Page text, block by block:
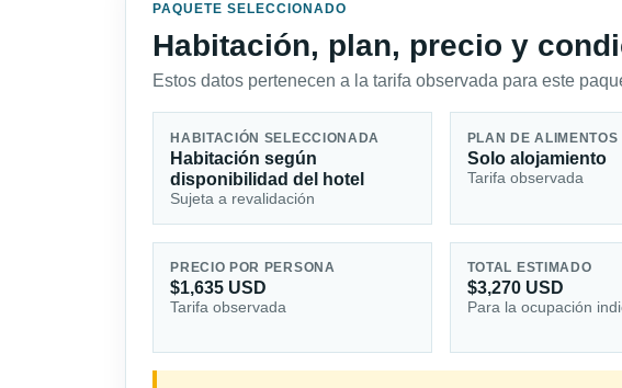
PAQUETE SELECCIONADO
Habitación, plan, precio y
Estos datos pertenecen a la tarifa observada para este
HABITACIÓN SELECCIONADA
Habitación según
disponibilidad del hotel
Sujeta a revalidación
PLAN DE ALIMENTOS
Solo alojamiento
Tarifa observada
PRECIO POR PERSONA
$1,635 USD
Tarifa observada
TOTAL ESTIMADO
$3,270 USD
Para la ocupación